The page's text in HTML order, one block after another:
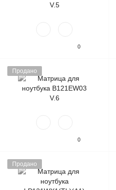
0
Продано
0
Продано